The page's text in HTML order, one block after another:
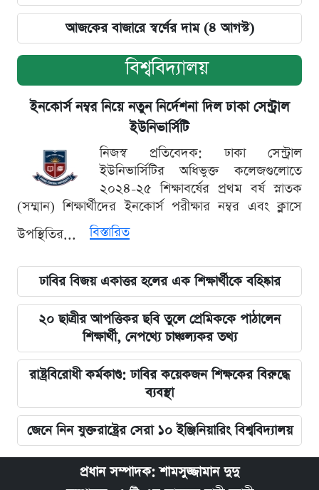
আজকের বাজারে স্বর্ণের দাম (৪ আগস্ট)
বিশ্ববিদ্যালয়
ইনকোর্স নম্বর নিয়ে নতুন নির্দেশনা দিল ঢাকা সেন্ট্রাল
ইউনিভার্সিটি
নিজস্ব প্রতিবেদক: ঢাকা সেন্ট্রাল
ইউনিভার্সিটির অধিভুক্ত কলেজগুলোতে
২০২৪-২৫ শিক্ষাবর্ষের প্রথম বর্ষ স্নাতক
(সম্মান) শিক্ষার্থীদের ইনকোর্স পরীক্ষার নম্বর এবং ক্লাসে
উপস্থিতির...
বিস্তারিত
ঢাবির বিজয় একাত্তর হলের এক শিক্ষার্থীকে বহিষ্কার
২০ ছাত্রীর আপত্তিকর ছবি তুলে প্রেমিককে পাঠালেন
শিক্ষার্থী, নেপথ্যে চাঞ্চল্যকর তথ্য
রাষ্ট্রবিরোধী কর্মকাণ্ড: ঢাবির কয়েকজন শিক্ষকের বিরুদ্ধে
ব্যবস্থা
জেনে নিন যুক্তরাষ্ট্রের সেরা ১০ ইঞ্জিনিয়ারিং বিশ্ববিদ্যালয়
প্রধান সম্পাদক: শামসুজ্জামান দুদু